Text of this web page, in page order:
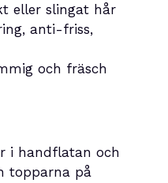
eller slingat hår
anti-friss,
och fräsch
i handflatan och
topparna på